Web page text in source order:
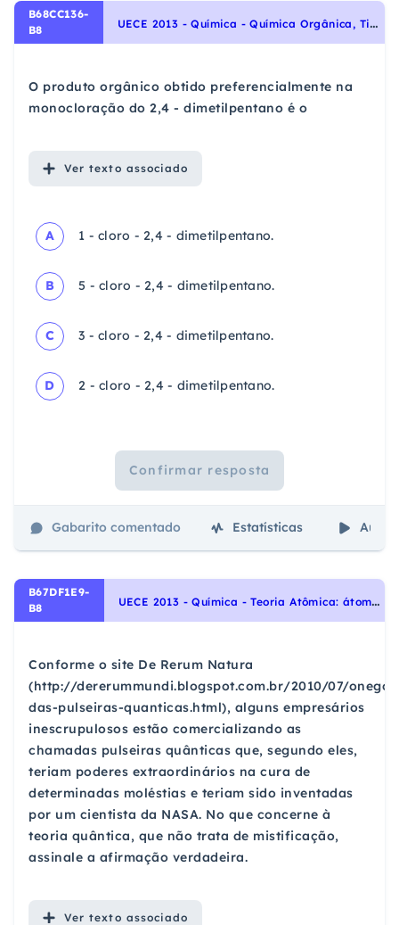
B68CC136-
B8
U
ECE 2013 - Química - Química Orgânica, Tipos de Reações Orgânicas: Substituição, Adição e Eliminação., Tipos de Reações Orgânicas: Oxidação, Redução e Polimerização.
O produto orgânico obtido preferencialmente na
monocloração do 2,4 - dimetilpentano é o
Ver texto associado
A 1 - cloro - 2,4 - dimetilpentano.
B 5 - cloro - 2,4 - dimetilpentano.
C 3 - cloro - 2,4 - dimetilpentano.
D 2 - cloro - 2,4 - dimetilpentano.
Confirmar resposta
Gabarito comentado Estatísticas Aulas
B67DF1E9-
B8
U
ECE 2013 - Química - Teoria Atômica: átomos e sua estrutura - número atômico, número de massa, isótopos, massa atômica, Transformações Químicas, Teoria Atômica: Modelo atômico de Dalton, Thomson, Rutherford, Rutherford-Bohr
Conforme o site De Rerum Natura
(http://dererummundi.blogspot.com.br/2010/07/
das-pulseiras-quanticas.html), alguns empresários
inescrupulosos estão comercializando as
chamadas pulseiras quânticas que, segundo eles,
teriam poderes extraordinários na cura de
determinadas moléstias e teriam sido inventadas
por um cientista da NASA. No que concerne à
teoria quântica, que não trata de mistificação,
assinale a afirmação verdadeira.
Ver texto associado